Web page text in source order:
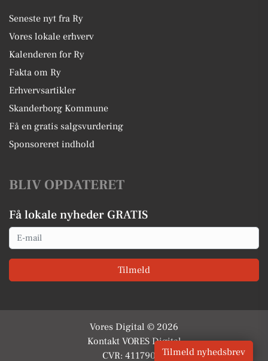
Seneste nyt fra Ry
Vores lokale erhverv
Kalenderen for Ry
Fakta om Ry
Erhvervsartikler
Skanderborg Kommune
Få en gratis salgsvurdering
Sponsoreret indhold
BLIV OPDATERET
Få lokale nyheder GRATIS
Email
Tilmeld
Vores Digital © 2026
Kontakt VORES Digital
CVR: 41179082Tilmeld nyhedsbrev